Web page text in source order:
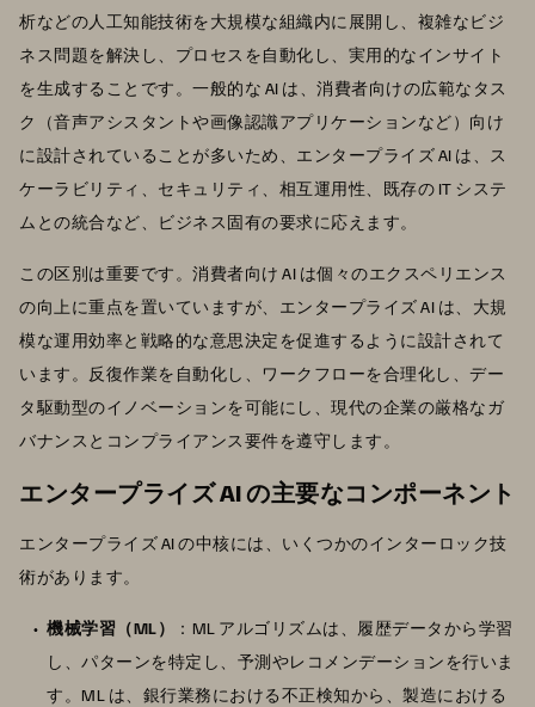
析などの人工知能技術を大規模な組織内に展開し、複雑なビジ
ネス問題を解決し、プロセスを自動化し、実用的なインサイト
を生成することです。一般的な AI は、消費者向けの広範なタス
ク（音声アシスタントや画像認識アプリケーションなど）向け
に設計されていることが多いため、エンタープライズ AI は、ス
ケーラビリティ、セキュリティ、相互運用性、既存の IT システ
ムとの統合など、ビジネス固有の要求に応えます。
この区別は重要です。消費者向け AI は個々のエクスペリエンス
の向上に重点を置いていますが、エンタープライズ AI は、大規
模な運用効率と戦略的な意思決定を促進するように設計されて
います。反復作業を自動化し、ワークフローを合理化し、デー
タ駆動型のイノベーションを可能にし、現代の企業の厳格なガ
バナンスとコンプライアンス要件を遵守します。
エンタープライズ AI の主要なコンポーネント
エンタープライズ AI の中核には、いくつかのインターロック技
術があります。
機械学習（ML）
：ML アルゴリズムは、履歴データから学習
し、パターンを特定し、予測やレコメンデーションを行いま
す。ML は、銀行業務における不正検知から、製造における